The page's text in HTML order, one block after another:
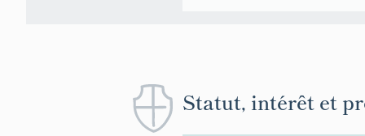
Statut, intérêt et